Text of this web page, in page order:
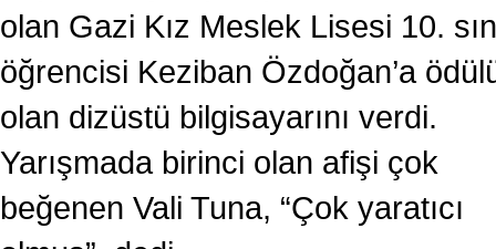
olan Gazi Kız Meslek Lisesi 10.
öğrencisi Keziban Özdoğan’a
olan dizüstü bilgisayarını verdi.
Yarışmada birinci olan afişi çok
beğenen Vali Tuna, “Çok yaratıcı